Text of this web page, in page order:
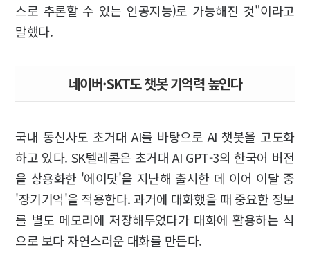
스로 추론할 수 있는 인공지능)로 가능해진 것"이라고
말했다.
네이버·SKT도 챗봇 기억력 높인다
국내 통신사도 초거대 AI를 바탕으로 AI 챗봇을 고도화
하고 있다. SK텔레콤은 초거대 AI GPT-3의 한국어 버전
을 상용화한 '에이닷'을 지난해 출시한 데 이어 이달 중
'장기기억'을 적용한다. 과거에 대화했을 때 중요한 정보
를 별도 메모리에 저장해두었다가 대화에 활용하는 식
으로 보다 자연스러운 대화를 만든다.